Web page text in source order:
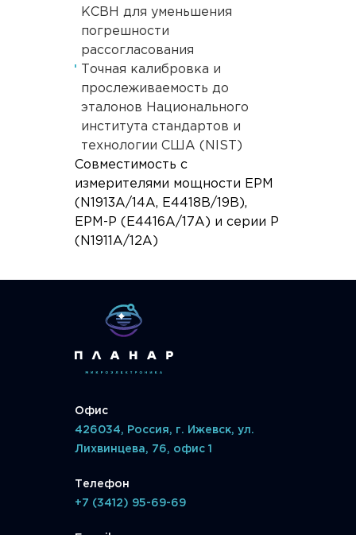
КСВН для уменьшения
погрешности
рассогласования
Точная калибровка и
прослеживаемость до
эталонов Национального
института стандартов и
технологии США (NIST)
Совместимость с
измерителями мощности EPM
(N1913A/14A, E4418B/19B),
EPM-P (E4416A/17A) и серии P
(N1911A/12A)
Офис
426034, Россия, г. Ижевск, ул.
Лихвинцева, 76, офис 1
Телефон
+7 (3412) 95-69-69